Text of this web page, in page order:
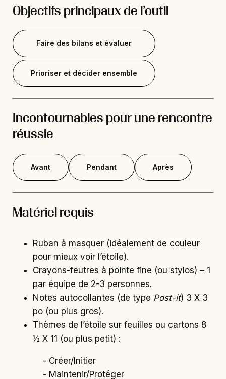
Objectifs principaux de l’outil
Faire des bilans et évaluer
Prioriser et décider ensemble
Incontournables pour une rencontre
réussie
Avant Pendant Après
Matériel requis
Ruban à masquer (idéalement de couleur
pour mieux voir l’étoile).
Crayons-feutres à pointe fine (ou stylos) – 1
par équipe de 2-3 personnes.
Notes autocollantes (de type Post-it) 3 X 3
po (ou plus gros).
Thèmes de l’étoile sur feuilles ou cartons 8
½ X 11 (ou plus petit) :
- Créer/Initier
- Maintenir/Protéger